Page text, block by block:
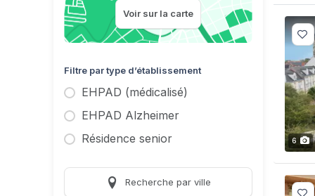
Voir sur la carte
Filtre par type d’établissement
EHPAD (médicalisé)
EHPAD Alzheimer
Résidence senior
Recherche par ville
6